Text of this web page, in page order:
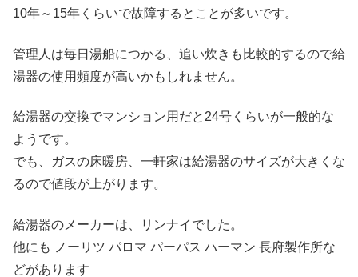
10年～15年くらいで故障するとことが多いです。
管理人は毎日湯船につかる、追い炊きも比較的するので給
湯器の使用頻度が高いかもしれません。
給湯器の交換でマンション用だと24号くらいが一般的な
ようです。
でも、ガスの床暖房、一軒家は給湯器のサイズが大きくな
るので値段が上がります。
給湯器のメーカーは、リンナイでした。
他にも ノーリツ パロマ パーパス ハーマン 長府製作所な
どがあります